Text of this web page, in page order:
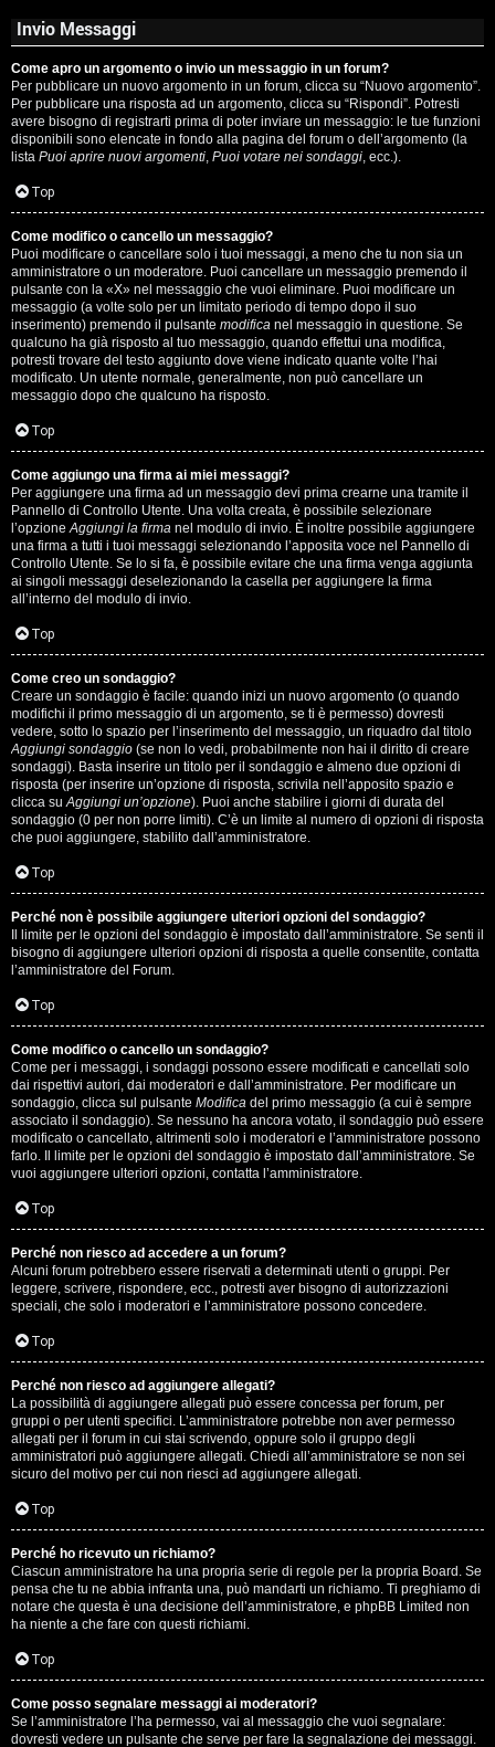
Invio Messaggi
Come apro un argomento o invio un messaggio in un forum?
Per pubblicare un nuovo argomento in un forum, clicca su “Nuovo argomento”.
Per pubblicare una risposta ad un argomento, clicca su “Rispondi”. Potresti
avere bisogno di registrarti prima di poter inviare un messaggio: le tue funzioni
disponibili sono elencate in fondo alla pagina del forum o dell’argomento (la
lista Puoi aprire nuovi argomenti, Puoi votare nei sondaggi, ecc.).
Top
Come modifico o cancello un messaggio?
Puoi modificare o cancellare solo i tuoi messaggi, a meno che tu non sia un
amministratore o un moderatore. Puoi cancellare un messaggio premendo il
pulsante con la «X» nel messaggio che vuoi eliminare. Puoi modificare un
messaggio (a volte solo per un limitato periodo di tempo dopo il suo
inserimento) premendo il pulsante modifica nel messaggio in questione. Se
qualcuno ha già risposto al tuo messaggio, quando effettui una modifica,
potresti trovare del testo aggiunto dove viene indicato quante volte l’hai
modificato. Un utente normale, generalmente, non può cancellare un
messaggio dopo che qualcuno ha risposto.
Top
Come aggiungo una firma ai miei messaggi?
Per aggiungere una firma ad un messaggio devi prima crearne una tramite il
Pannello di Controllo Utente. Una volta creata, è possibile selezionare
l’opzioneAggiungi la firma nel modulo di invio. È inoltre possibile aggiungere
una firma a tutti i tuoi messaggi selezionando l’apposita voce nel Pannello di
Controllo Utente. Se lo si fa, è possibile evitare che una firma venga aggiunta
ai singoli messaggi deselezionando la casella per aggiungere la firma
all’interno del modulo di invio.
Top
Come creo un sondaggio?
Creare un sondaggio è facile: quando inizi un nuovo argomento (o quando
modifichi il primo messaggio di un argomento, se ti è permesso) dovresti
vedere, sotto lo spazio per l’inserimento del messaggio, un riquadro dal titolo
Aggiungi sondaggio (se non lo vedi, probabilmente non hai il diritto di creare
sondaggi). Basta inserire un titolo per il sondaggio e almeno due opzioni di
risposta (per inserire un’opzione di risposta, scrivila nell’apposito spazio e
clicca suAggiungi un’opzione). Puoi anche stabilire i giorni di durata del
sondaggio (0 per non porre limiti). C’è un limite al numero di opzioni di risposta
che puoi aggiungere, stabilito dall’amministratore.
Top
Perché non è possibile aggiungere ulteriori opzioni del sondaggio?
Il limite per le opzioni del sondaggio è impostato dall’amministratore. Se senti il
bisogno di aggiungere ulteriori opzioni di risposta a quelle consentite, contatta
l’amministratore del Forum.
Top
Come modifico o cancello un sondaggio?
Come per i messaggi, i sondaggi possono essere modificati e cancellati solo
dai rispettivi autori, dai moderatori e dall’amministratore. Per modificare un
sondaggio, clicca sul pulsante Modifica del primo messaggio (a cui è sempre
associato il sondaggio). Se nessuno ha ancora votato, il sondaggio può essere
modificato o cancellato, altrimenti solo i moderatori e l’amministratore possono
farlo. Il limite per le opzioni del sondaggio è impostato dall’amministratore. Se
vuoi aggiungere ulteriori opzioni, contatta l’amministratore.
Top
Perché non riesco ad accedere a un forum?
Alcuni forum potrebbero essere riservati a determinati utenti o gruppi. Per
leggere, scrivere, rispondere, ecc., potresti aver bisogno di autorizzazioni
speciali, che solo i moderatori e l’amministratore possono concedere.
Top
Perché non riesco ad aggiungere allegati?
La possibilità di aggiungere allegati può essere concessa per forum, per
gruppi o per utenti specifici. L’amministratore potrebbe non aver permesso
allegati per il forum in cui stai scrivendo, oppure solo il gruppo degli
amministratori può aggiungere allegati. Chiedi all’amministratore se non sei
sicuro del motivo per cui non riesci ad aggiungere allegati.
Top
Perché ho ricevuto un richiamo?
Ciascun amministratore ha una propria serie di regole per la propria Board. Se
pensa che tu ne abbia infranta una, può mandarti un richiamo. Ti preghiamo di
notare che questa è una decisione dell’amministratore, e phpBB Limited non
ha niente a che fare con questi richiami.
Top
Come posso segnalare messaggi ai moderatori?
Se l’amministratore l’ha permesso, vai al messaggio che vuoi segnalare:
dovresti vedere un pulsante che serve per fare la segnalazione dei messaggi.
P
e
r
c
o
r
s
i
M
u
s
i
c
a
l
i
d
i
G
i
g
i
D
'
A
g
o
s
t
i
n
o
.
.
.
R
e
s
o
c
o
n
t
i
S